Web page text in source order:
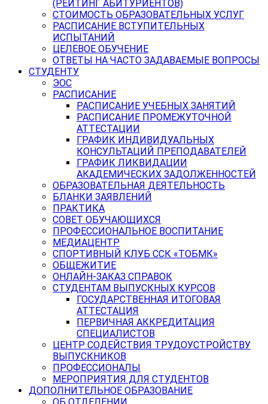
(РЕЙТИНГ АБИТУРИЕНТОВ)
СТОИМОСТЬ ОБРАЗОВАТЕЛЬНЫХ УСЛУГ
РАСПИСАНИЕ ВСТУПИТЕЛЬНЫХ
ИСПЫТАНИЙ
ЦЕЛЕВОЕ ОБУЧЕНИЕ
ОТВЕТЫ НА ЧАСТО ЗАДАВАЕМЫЕ ВОПРОСЫ
СТУДЕНТУ
ЭОС
РАСПИСАНИЕ
РАСПИСАНИЕ УЧЕБНЫХ ЗАНЯТИЙ
РАСПИСАНИЕ ПРОМЕЖУТОЧНОЙ
АТТЕСТАЦИИ
ГРАФИК ИНДИВИДУАЛЬНЫХ
КОНСУЛЬТАЦИЙ ПРЕПОДАВАТЕЛЕЙ
ГРАФИК ЛИКВИДАЦИИ
АКАДЕМИЧЕСКИХ ЗАДОЛЖЕННОСТЕЙ
ОБРАЗОВАТЕЛЬНАЯ ДЕЯТЕЛЬНОСТЬ
БЛАНКИ ЗАЯВЛЕНИЙ
ПРАКТИКА
СОВЕТ ОБУЧАЮЩИХСЯ
ПРОФЕССИОНАЛЬНОЕ ВОСПИТАНИЕ
МЕДИАЦЕНТР
СПОРТИВНЫЙ КЛУБ ССК «ТОБМК»
ОБЩЕЖИТИЕ
ОНЛАЙН-ЗАКАЗ СПРАВОК
СТУДЕНТАМ ВЫПУСКНЫХ КУРСОВ
ГОСУДАРСТВЕННАЯ ИТОГОВАЯ
АТТЕСТАЦИЯ
ПЕРВИЧНАЯ АККРЕДИТАЦИЯ
СПЕЦИАЛИСТОВ
ЦЕНТР СОДЕЙСТВИЯ ТРУДОУСТРОЙСТВУ
ВЫПУСКНИКОВ
ПРОФЕССИОНАЛЫ
МЕРОПРИЯТИЯ ДЛЯ СТУДЕНТОВ
ДОПОЛНИТЕЛЬНОЕ ОБРАЗОВАНИЕ